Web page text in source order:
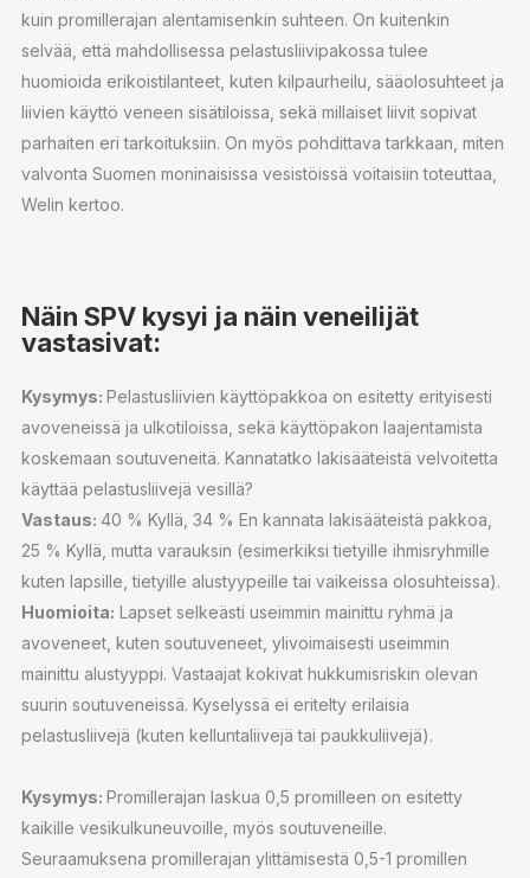
kuin promillerajan alentamisenkin suhteen. On kuitenkin
selvää, että mahdollisessa pelastusliivipakossa tulee
huomioida erikoistilanteet, kuten kilpaurheilu, sääolosuhteet ja
liivien käyttö veneen sisätiloissa, sekä millaiset liivit sopivat
parhaiten eri tarkoituksiin. On myös pohdittava tarkkaan, miten
valvonta Suomen moninaisissa vesistöissä voitaisiin toteuttaa,
Welin kertoo.
Näin SPV kysyi ja näin veneilijät
vastasivat:
Kysymys: Pelastusliivien käyttöpakkoa on esitetty erityisesti
avoveneissä ja ulkotiloissa, sekä käyttöpakon laajentamista
koskemaan soutuveneitä. Kannatatko lakisääteistä velvoitetta
käyttää pelastusliivejä vesillä?
Vastaus: 40 % Kyllä, 34 % En kannata lakisääteistä pakkoa,
25 % Kyllä, mutta varauksin (esimerkiksi tietyille ihmisryhmille
kuten lapsille, tietyille alustyypeille tai vaikeissa olosuhteissa).
Huomioita: Lapset selkeästi useimmin mainittu ryhmä ja
avoveneet, kuten soutuveneet, ylivoimaisesti useimmin
mainittu alustyyppi. Vastaajat kokivat hukkumisriskin olevan
suurin soutuveneissä. Kyselyssä ei eritelty erilaisia
pelastusliivejä (kuten kelluntaliivejä tai paukkuliivejä).
Kysymys: Promillerajan laskua 0,5 promilleen on esitetty
kaikille vesikulkuneuvoille, myös soutuveneille.
Seuraamuksena promillerajan ylittämisestä 0,5-1 promillen